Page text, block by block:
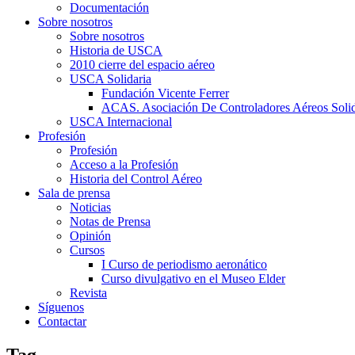
Documentación
Sobre nosotros
Sobre nosotros
Historia de USCA
2010 cierre del espacio aéreo
USCA Solidaria
Fundación Vicente Ferrer
ACAS. Asociación De Controladores Aéreos
USCA Internacional
Profesión
Profesión
Acceso a la Profesión
Historia del Control Aéreo
Sala de prensa
Noticias
Notas de Prensa
Opinión
Cursos
I Curso de periodismo aeronático
Curso divulgativo en el Museo Elder
Revista
Síguenos
Contactar